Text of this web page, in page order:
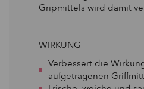
Gripmittels wird damit
WIRKUNG
Verbessert die
aufgetragenen